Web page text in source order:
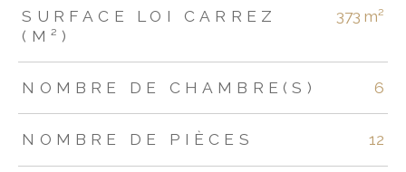
SURFACE LOI CARREZ
(M²)
373 m²
NOMBRE DE CHAMBRE(S) 6
NOMBRE DE PIÈCES 12